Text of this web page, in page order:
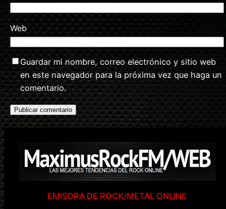
Web
Guardar mi nombre, correo electrónico y sitio web
en este navegador para la próxima vez que haga un
comentario.
EMISORA DE ROCK/METAL ONLINE